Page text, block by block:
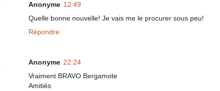
Anonyme 12:49
Quelle bonne nouvelle! Je vais me le procurer sous peu!
Répondre
Anonyme 22:24
Vraiment BRAVO Bergamote
Amitiés